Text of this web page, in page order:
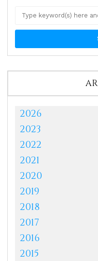
2026
2023
2022
2021
2020
2019
2018
2017
2016
2015